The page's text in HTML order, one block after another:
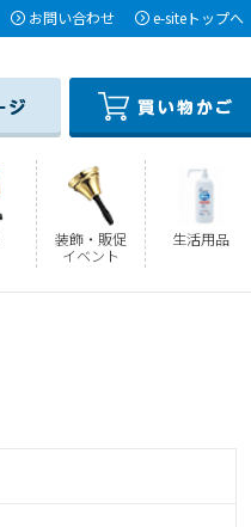
お問い合わせ e-siteトップへ
装飾・販促
イベント
生活用品